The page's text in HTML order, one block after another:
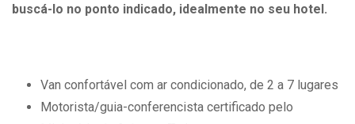
buscá-lo no ponto indicado, idealmente no seu hotel.
Van confortável com ar condicionado, de 2 a 7 lugares
Motorista/guia-conferencista certificado pelo